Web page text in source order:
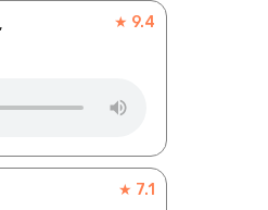
★ 9.4
★ 7.1